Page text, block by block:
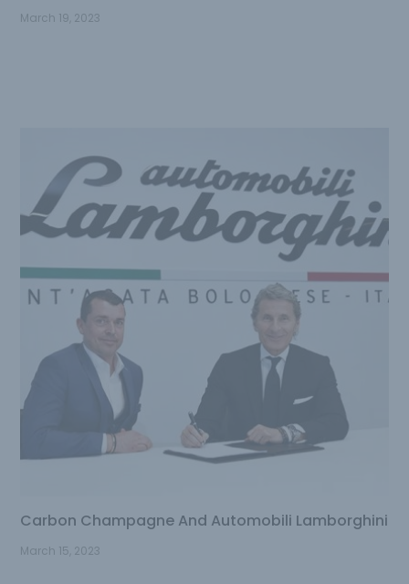
March 19, 2023
Carbon Champagne And Automobili Lamborghini
March 15, 2023